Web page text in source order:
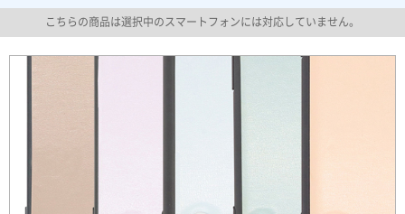
こちらの商品は選択中のスマートフォンには対応していません。